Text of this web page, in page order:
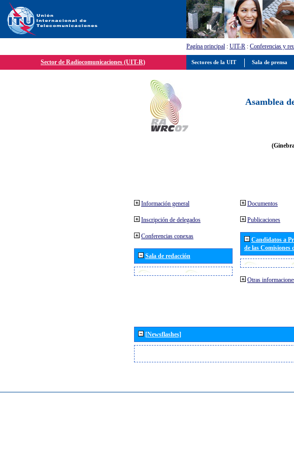
Pagína principal : UIT-R : Conferencias y
Sector de Radiocomunicaciones (UIT-R)
Asamblea
Información general
Inscripción de delegados
Conferencias conexas
Sala de redacción
Documentos
Publicaciones
Candidatos a
de las
Otras
[Newsflashes]
Sectores de la UIT Sala de prensa